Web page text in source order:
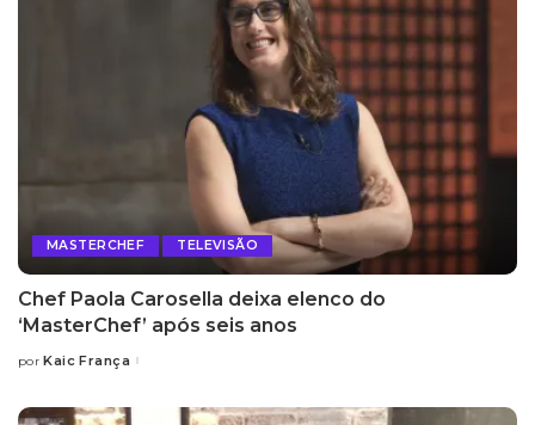
MASTERCHEF TELEVISÃO
Chef Paola Carosella deixa elenco do
‘MasterChef’ após seis anos
Posted
por Kaic França